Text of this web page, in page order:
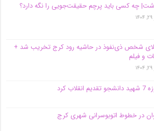
‌چه کسی باید پرچم حقیقت‌جویی را نگه دارد؟
شخص ذی‌نفوذ در حاشیه‌ رود کرج تخریب شد +
و فیلم